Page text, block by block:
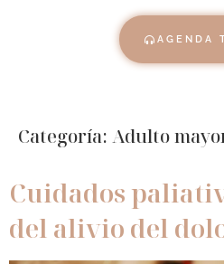
AGENDA
Categoría: Adulto
Cuidados
del alivio del